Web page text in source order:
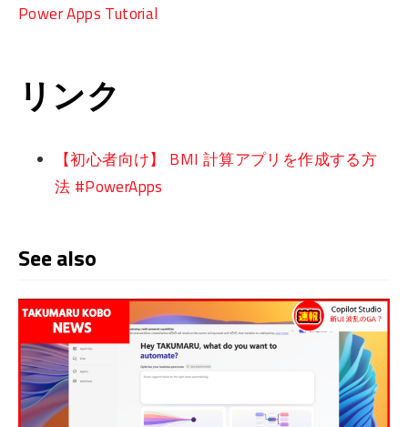
Power Apps Tutorial
リンク
【初心者向け】 BMI 計算アプリを作成する方
法 #PowerApps
See also